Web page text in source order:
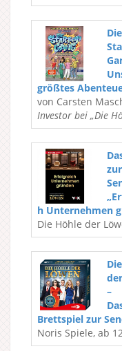
Die
größtes
von Carsten
Investor bei „Die
zur
h Unternehmen
Die Höhle der
–
Brettspiel zur
Noris Spiele, ab